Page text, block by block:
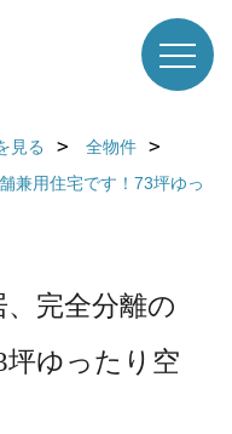
見る
全物件
兼用住宅です！73坪ゆっ
完全分離の
坪ゆったり空